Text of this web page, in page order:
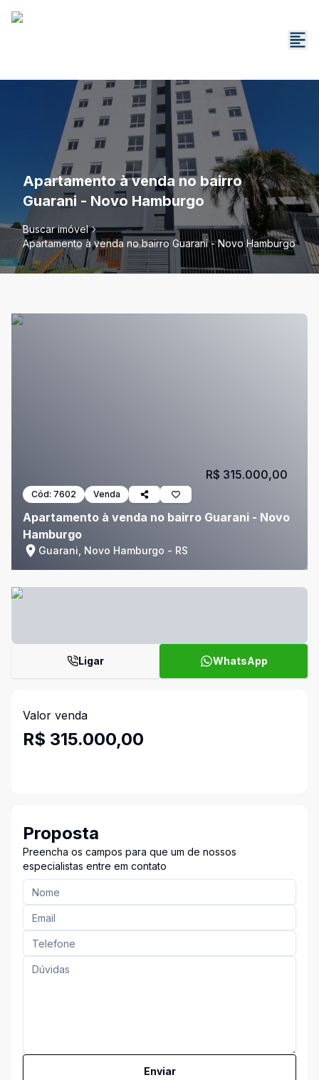
Apartamento à venda no bairro
Guarani - Novo Hamburgo
Buscar imóvel
Apartamento à venda no bairro Guarani - Novo Hamburgo
Cód: 7602 Venda
Apartamento à venda no bairro Guarani - Novo
Hamburgo
Guarani, Novo Hamburgo - RS
R$ 315.000,00
Ligar WhatsApp
Valor venda
R$ 315.000,00
Proposta
Preencha os campos para que um de nossos
especialistas entre em contato
Enviar